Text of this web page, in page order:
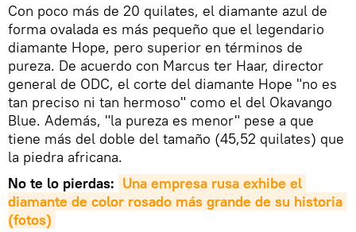
Con poco más de 20 quilates, el diamante azul de
forma ovalada es más pequeño que el legendario
diamante Hope, pero superior en términos de
pureza. De acuerdo con Marcus ter Haar, director
general de ODC, el corte del diamante Hope "no es
tan preciso ni tan hermoso" como el del Okavango
Blue. Además, "la pureza es menor" pese a que
tiene más del doble del tamaño (45,52 quilates) que
la piedra africana.
No te lo pierdas: Una empresa rusa exhibe el
diamante de color rosado más grande de su historia
(fotos)